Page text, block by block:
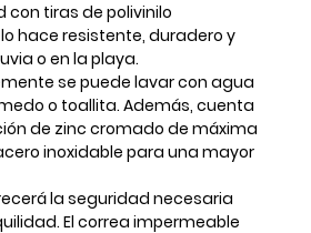
tiras de polivinilo
hace resistente, duradero y
o en la playa.
se puede lavar con agua
o toallita. Además, cuenta
de zinc cromado de máxima
inoxidable para una mayor
la seguridad necesaria
El correa impermeable